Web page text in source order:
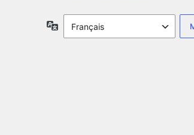
Langue